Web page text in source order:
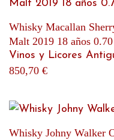
Whisky Macallan
Malt 2019 18 años 0.70
Vinos y Licores
850,70 €
Whisky Johny Walker